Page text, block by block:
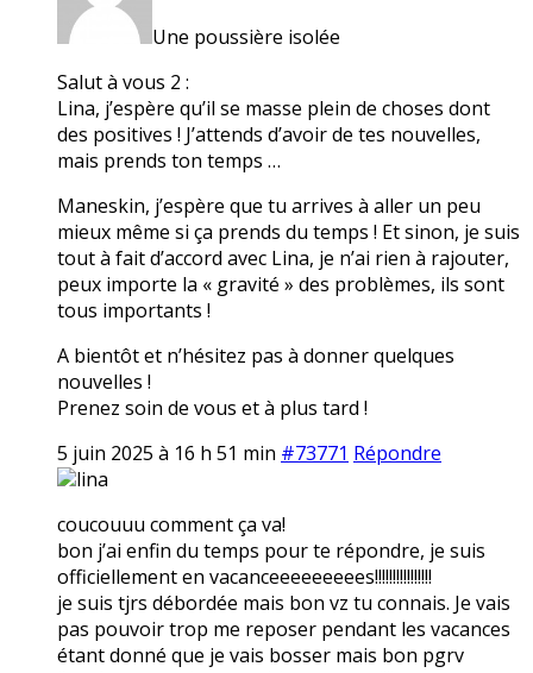
Une poussière isolée
Salut à vous 2 :
Lina, j’espère qu’il se masse plein de choses dont
des positives ! J’attends d’avoir de tes nouvelles,
mais prends ton temps …
Maneskin, j’espère que tu arrives à aller un peu
mieux même si ça prends du temps ! Et sinon, je suis
tout à fait d’accord avec Lina, je n’ai rien à rajouter,
peux importe la « gravité » des problèmes, ils sont
tous importants !
A bientôt et n’hésitez pas à donner quelques
nouvelles !
Prenez soin de vous et à plus tard !
5 juin 2025 à 16 h 51 min #73771 Répondre
lina
coucouuu comment ça va!
bon j’ai enfin du temps pour te répondre, je suis
officiellement en vacanceeeeeeeees!!!!!!!!!!!!!!!!
je suis tjrs débordée mais bon vz tu connais. Je vais
pas pouvoir trop me reposer pendant les vacances
étant donné que je vais bosser mais bon pgrv